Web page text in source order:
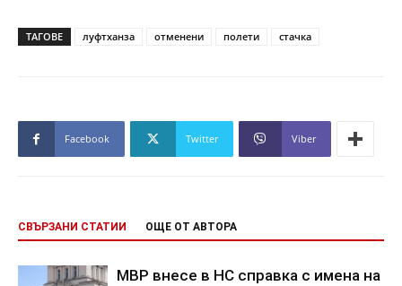
ТАГОВЕ луфтханза отменени полети стачка
Facebook Twitter Viber
СВЪРЗАНИ СТАТИИ ОЩЕ ОТ АВТОРА
МВР внесе в НС справка с имена на